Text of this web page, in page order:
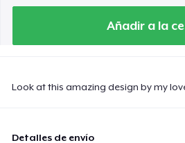
Añadir a la
Look at this amazing design by my
Detalles de envío